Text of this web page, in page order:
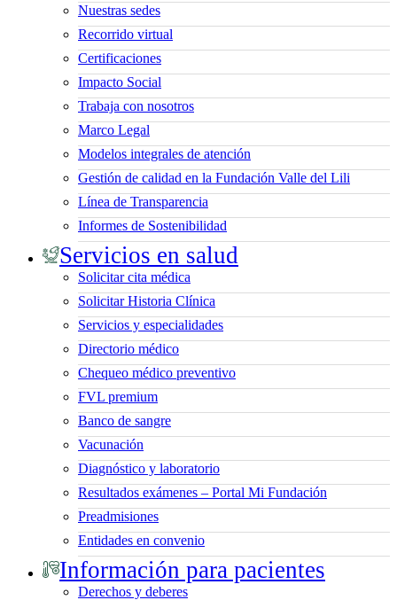
Nuestras sedes
Recorrido virtual
Certificaciones
Impacto Social
Trabaja con nosotros
Marco Legal
Modelos integrales de atención
Gestión de calidad en la Fundación Valle del Lili
Línea de Transparencia
Informes de Sostenibilidad
Servicios en salud
Solicitar cita médica
Solicitar Historia Clínica
Servicios y especialidades
Directorio médico
Chequeo médico preventivo
FVL premium
Banco de sangre
Vacunación
Diagnóstico y laboratorio
Resultados exámenes – Portal Mi Fundación
Preadmisiones
Entidades en convenio
Información para pacientes
Derechos y deberes